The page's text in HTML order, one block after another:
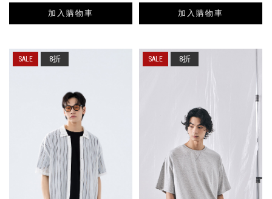
加入購物車 加入購物車
8折 8折